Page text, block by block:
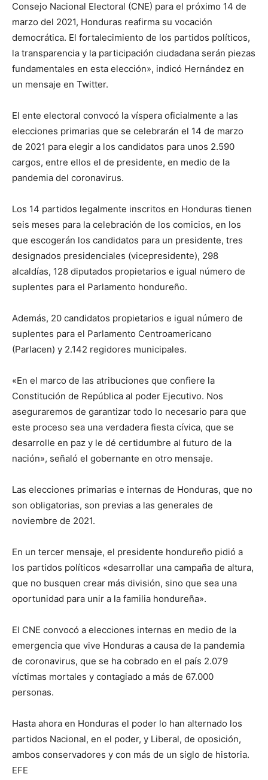
Consejo Nacional Electoral (CNE) para el próximo 14 de
marzo del 2021, Honduras reafirma su vocación
democrática. El fortalecimiento de los partidos políticos,
la transparencia y la participación ciudadana serán piezas
fundamentales en esta elección», indicó Hernández en
un mensaje en Twitter.
El ente electoral convocó la víspera oficialmente a las
elecciones primarias que se celebrarán el 14 de marzo
de 2021 para elegir a los candidatos para unos 2.590
cargos, entre ellos el de presidente, en medio de la
pandemia del coronavirus.
Los 14 partidos legalmente inscritos en Honduras tienen
seis meses para la celebración de los comicios, en los
que escogerán los candidatos para un presidente, tres
designados presidenciales (vicepresidente), 298
alcaldías, 128 diputados propietarios e igual número de
suplentes para el Parlamento hondureño.
Además, 20 candidatos propietarios e igual número de
suplentes para el Parlamento Centroamericano
(Parlacen) y 2.142 regidores municipales.
«En el marco de las atribuciones que confiere la
Constitución de República al poder Ejecutivo. Nos
aseguraremos de garantizar todo lo necesario para que
este proceso sea una verdadera fiesta cívica, que se
desarrolle en paz y le dé certidumbre al futuro de la
nación», señaló el gobernante en otro mensaje.
Las elecciones primarias e internas de Honduras, que no
son obligatorias, son previas a las generales de
noviembre de 2021.
En un tercer mensaje, el presidente hondureño pidió a
los partidos políticos «desarrollar una campaña de altura,
que no busquen crear más división, sino que sea una
oportunidad para unir a la familia hondureña».
El CNE convocó a elecciones internas en medio de la
emergencia que vive Honduras a causa de la pandemia
de coronavirus, que se ha cobrado en el país 2.079
víctimas mortales y contagiado a más de 67.000
personas.
Hasta ahora en Honduras el poder lo han alternado los
partidos Nacional, en el poder, y Liberal, de oposición,
ambos conservadores y con más de un siglo de historia.
EFE